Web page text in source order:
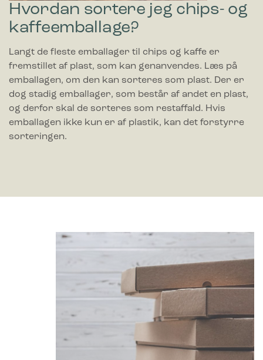
Hvordan sortere jeg chips- og
kaffeemballage?
Langt de fleste emballager til chips og kaffe er
fremstillet af plast, som kan genanvendes. Læs på
emballagen, om den kan sorteres som plast. Der er
dog stadig emballager, som består af andet en plast,
og derfor skal de sorteres som restaffald. Hvis
emballagen ikke kun er af plastik, kan det forstyrre
sorteringen.